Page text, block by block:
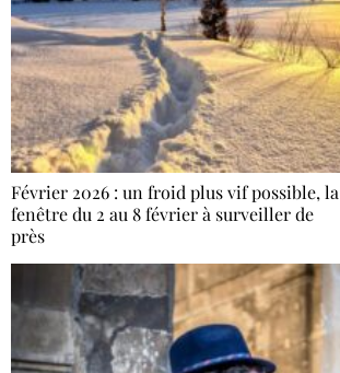
Février 2026 : un froid plus vif possible, la
fenêtre du 2 au 8 février à surveiller de
près